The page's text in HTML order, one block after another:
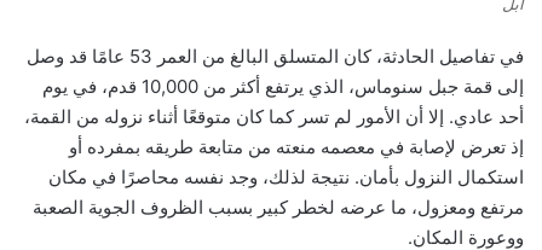
أبل
في تفاصيل الحادثة، كان المتسلق البالغ من العمر 53 عامًا قد وصل
إلى قمة جبل سنوماس، الذي يرتفع أكثر من 10,000 قدم، في يوم
أحد عادي. إلا أن الأمور لم تسر كما كان متوقعًا أثناء نزوله من القمة،
إذ تعرض لإصابة في معصمه منعته من متابعة طريقه بمفرده أو
استكمال النزول بأمان. نتيجة لذلك، وجد نفسه محاصرًا في مكان
مرتفع ومعزول، ما عرضه لخطر كبير بسبب الظروف الجوية الصعبة
ووعورة المكان.